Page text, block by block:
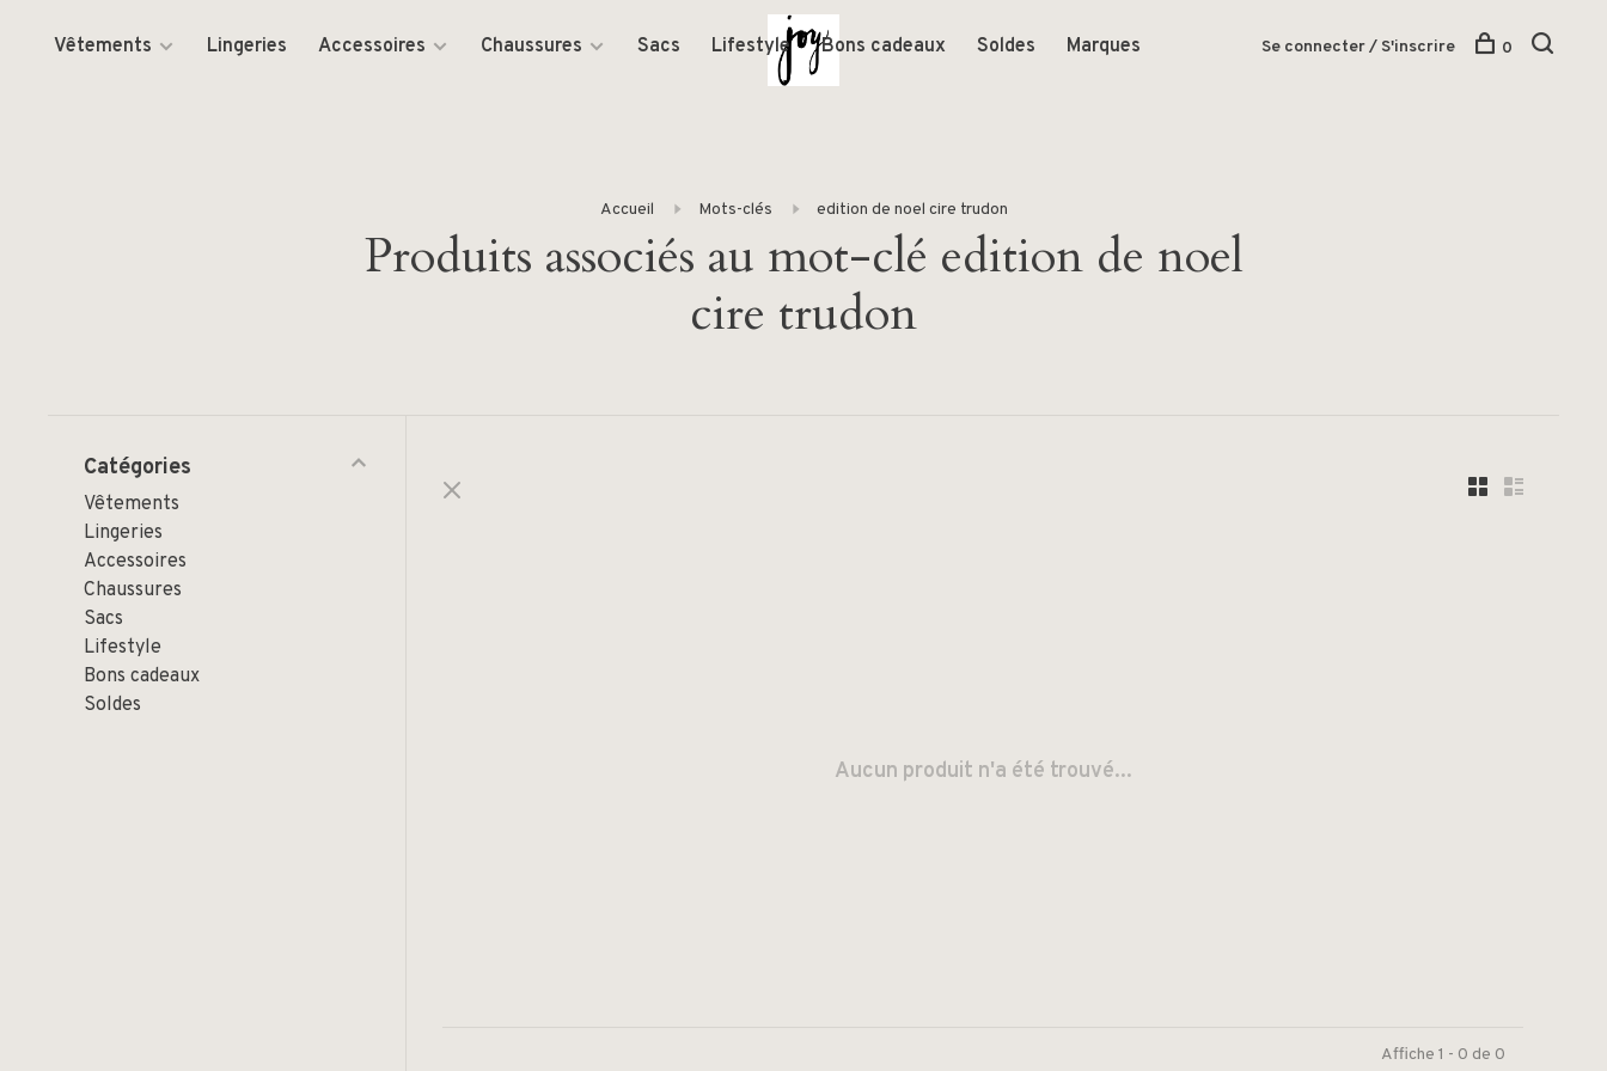
Vêtements Lingeries Accessoires Chaussures Sacs Lifestyle Bons cadeaux Soldes Marques Se connecter / S'inscrire 0
Accueil Mots-clés edition de noel cire trudon
Produits associés au mot-clé edition de noel
cire trudon
Catégories
Vêtements
Lingeries
Accessoires
Chaussures
Sacs
Lifestyle
Bons cadeaux
Soldes
Aucun produit n'a été trouvé...
Affiche 1 - 0 de 0